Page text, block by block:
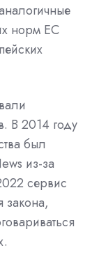
норм ЕС
В 2014 году
был
из-за
сервис
закона,